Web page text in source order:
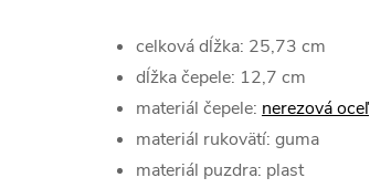
celková dĺžka: 25,73 cm
dĺžka čepele: 12,7 cm
materiál čepele: nerezová oceľ
materiál rukovätí: guma
materiál puzdra: plast